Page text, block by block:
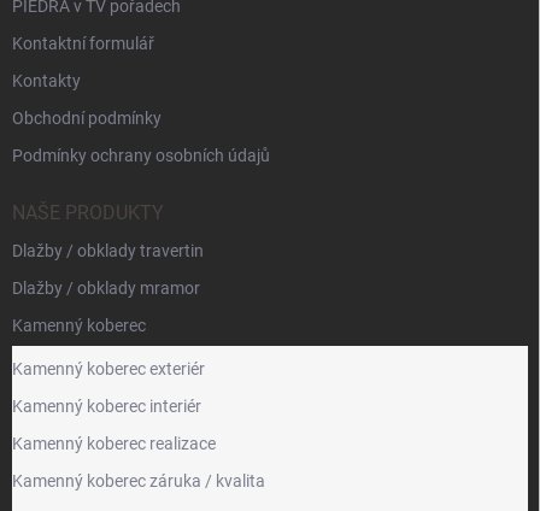
PIEDRA v TV pořadech
Kontaktní formulář
Kontakty
Obchodní podmínky
Podmínky ochrany osobních údajů
NAŠE PRODUKTY
Dlažby / obklady travertin
Dlažby / obklady mramor
Kamenný koberec
Kamenný koberec exteriér
Kamenný koberec interiér
Kamenný koberec realizace
Kamenný koberec záruka / kvalita